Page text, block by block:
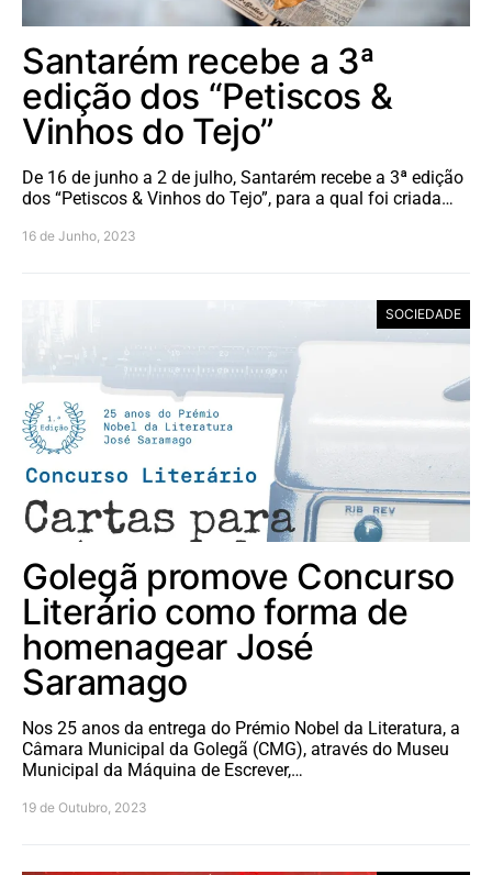
Santarém recebe a 3ª
edição dos “Petiscos &
Vinhos do Tejo”
De 16 de junho a 2 de julho, Santarém recebe a 3ª edição
dos “Petiscos & Vinhos do Tejo”, para a qual foi criada…
16 de Junho, 2023
SOCIEDADE
Golegã promove Concurso
Literário como forma de
homenagear José
Saramago
Nos 25 anos da entrega do Prémio Nobel da Literatura, a
Câmara Municipal da Golegã (CMG), através do Museu
Municipal da Máquina de Escrever,…
19 de Outubro, 2023